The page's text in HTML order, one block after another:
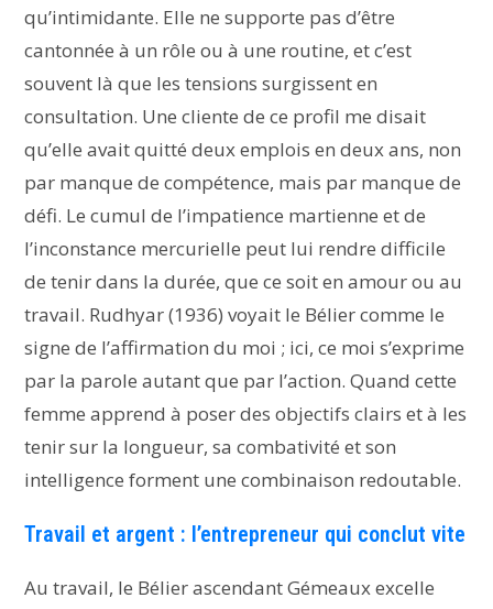
qu’intimidante. Elle ne supporte pas d’être
cantonnée à un rôle ou à une routine, et c’est
souvent là que les tensions surgissent en
consultation. Une cliente de ce profil me disait
qu’elle avait quitté deux emplois en deux ans, non
par manque de compétence, mais par manque de
défi. Le cumul de l’impatience martienne et de
l’inconstance mercurielle peut lui rendre difficile
de tenir dans la durée, que ce soit en amour ou au
travail. Rudhyar (1936) voyait le Bélier comme le
signe de l’affirmation du moi ; ici, ce moi s’exprime
par la parole autant que par l’action. Quand cette
femme apprend à poser des objectifs clairs et à les
tenir sur la longueur, sa combativité et son
intelligence forment une combinaison redoutable.
Travail et argent : l’entrepreneur qui conclut vite
Au travail, le Bélier ascendant Gémeaux excelle